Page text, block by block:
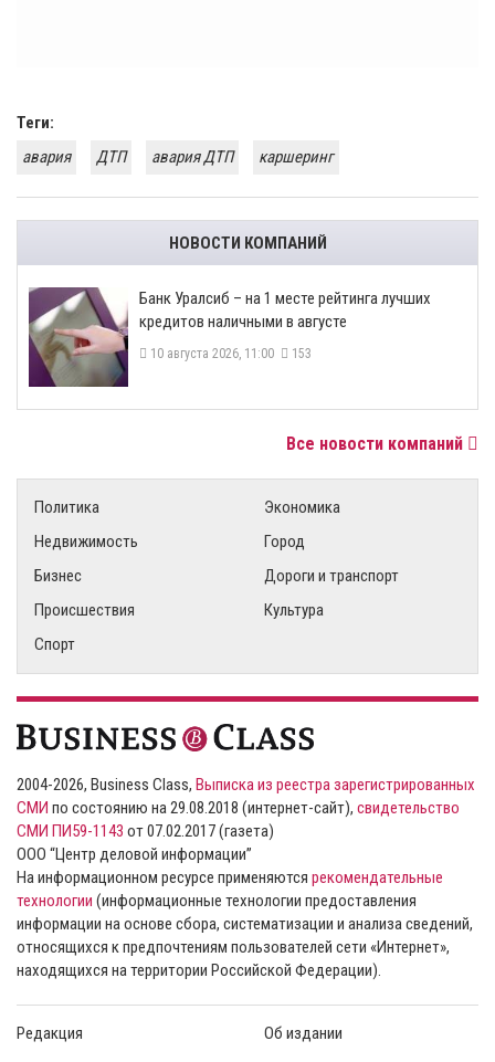
Теги:
авария
ДТП авария ДТП каршеринг
НОВОСТИ КОМПАНИЙ
Банк Уралсиб – на 1 месте рейтинга лучших
кредитов наличными в августе
10 августа 2026, 11:00 153
Все новости компаний
Политика
Экономика
Недвижимость
Город
Бизнес
Дороги и транспорт
Происшествия
Культура
Спорт
2004-2026, Business Class, Выписка из реестра зарегистрированных
СМИ по состоянию на 29.08.2018 (интернет-сайт), свидетельство
СМИ ПИ59-1143 от 07.02.2017 (газета)
ООО “Центр деловой информации”
На информационном ресурсе применяются рекомендательные
технологии (информационные технологии предоставления
информации на основе сбора, систематизации и анализа сведений,
относящихся к предпочтениям пользователей сети «Интернет»,
находящихся на территории Российской Федерации).
Редакция Об издании